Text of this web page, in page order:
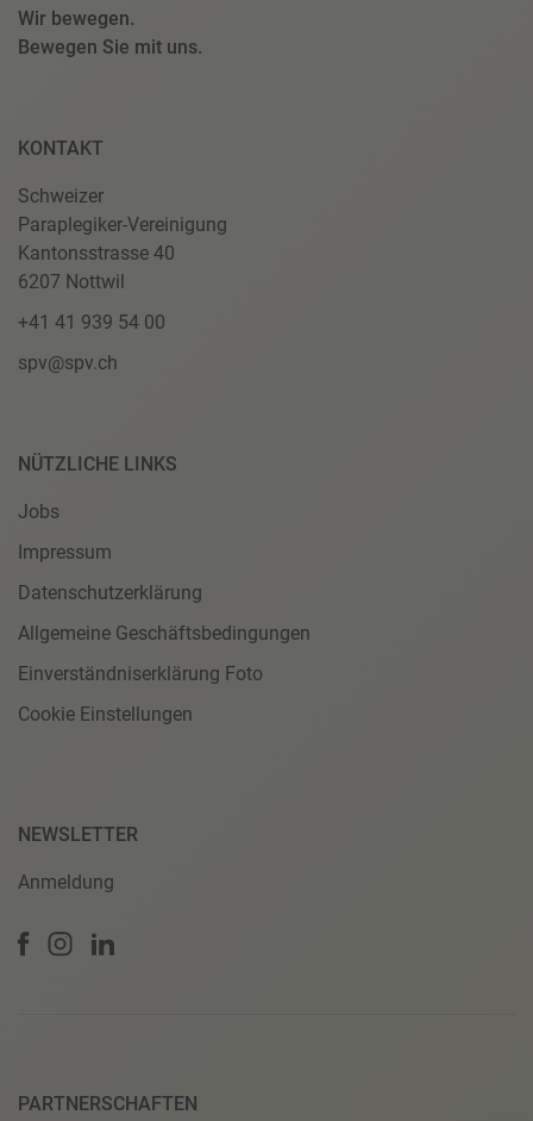
Wir bewegen.
Bewegen Sie mit uns.
KONTAKT
Schweizer
Paraplegiker-Vereinigung
Kantonsstrasse 40
6207 Nottwil
+41 41 939 54 00
spv@spv.ch
NÜTZLICHE LINKS
Jobs
Impressum
Datenschutzerklärung
Allgemeine Geschäftsbedingungen
Einverständniserklärung Foto
Cookie Einstellungen
NEWSLETTER
Anmeldung
PARTNERSCHAFTEN